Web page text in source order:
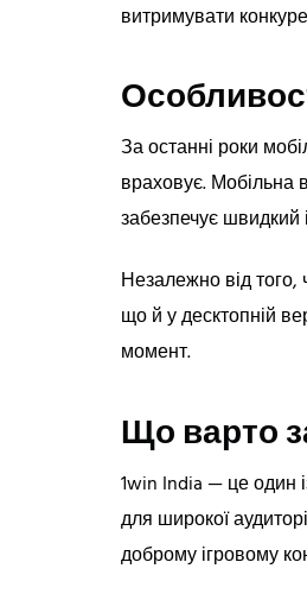
витримувати
За останні роки
враховує. Мобільна
забезпечує швидкий
Незалежно від
що й у десктопній
момент.
Що варто
1win India — це один
для широкої
доброму ігровому